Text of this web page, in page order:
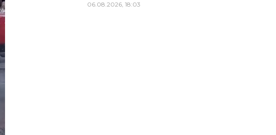
06.08.2026, 18:03